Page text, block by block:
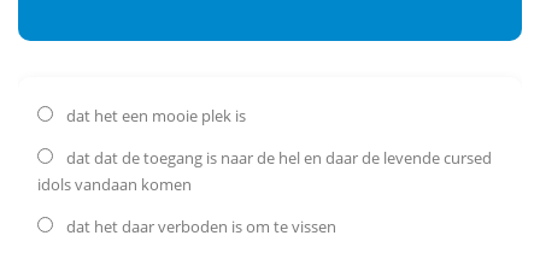
dat het een mooie plek is
dat dat de toegang is naar de hel en daar de levende cursed
idols vandaan komen
dat het daar verboden is om te vissen